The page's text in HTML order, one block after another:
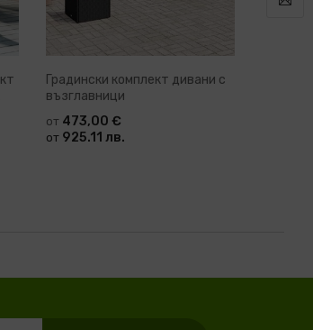
Градински комплект дивани с
възглавници
от 473,00 €
от 925.11 лв.